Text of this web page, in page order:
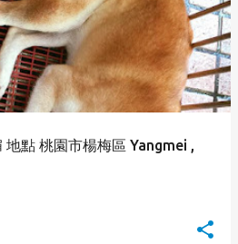
點 桃園市楊梅區 Yangmei ,